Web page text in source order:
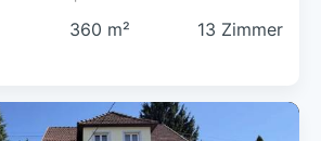
360 m² 13 Zimmer